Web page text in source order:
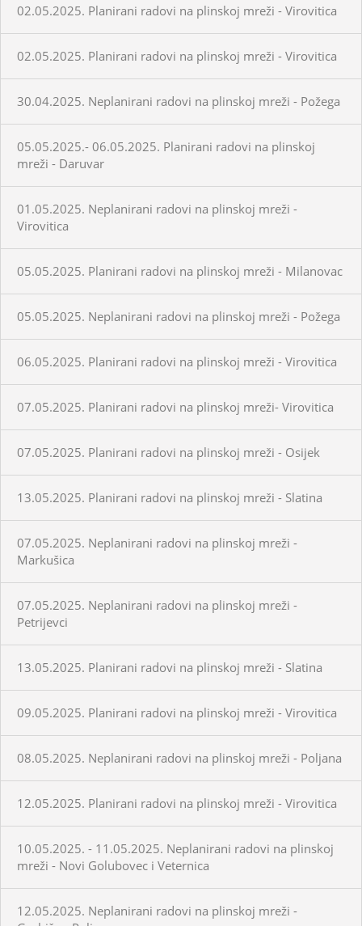
02.05.2025. Planirani radovi na plinskoj mreži - Virovitica
02.05.2025. Planirani radovi na plinskoj mreži - Virovitica
30.04.2025. Neplanirani radovi na plinskoj mreži - Požega
05.05.2025.- 06.05.2025. Planirani radovi na plinskoj
mreži - Daruvar
01.05.2025. Neplanirani radovi na plinskoj mreži -
Virovitica
05.05.2025. Planirani radovi na plinskoj mreži - Milanovac
05.05.2025. Neplanirani radovi na plinskoj mreži - Požega
06.05.2025. Planirani radovi na plinskoj mreži - Virovitica
07.05.2025. Planirani radovi na plinskoj mreži- Virovitica
07.05.2025. Planirani radovi na plinskoj mreži - Osijek
13.05.2025. Planirani radovi na plinskoj mreži - Slatina
07.05.2025. Neplanirani radovi na plinskoj mreži -
Markušica
07.05.2025. Neplanirani radovi na plinskoj mreži -
Petrijevci
13.05.2025. Planirani radovi na plinskoj mreži - Slatina
09.05.2025. Planirani radovi na plinskoj mreži - Virovitica
08.05.2025. Neplanirani radovi na plinskoj mreži - Poljana
12.05.2025. Planirani radovi na plinskoj mreži - Virovitica
10.05.2025. - 11.05.2025. Neplanirani radovi na plinskoj
mreži - Novi Golubovec i Veternica
12.05.2025. Neplanirani radovi na plinskoj mreži -